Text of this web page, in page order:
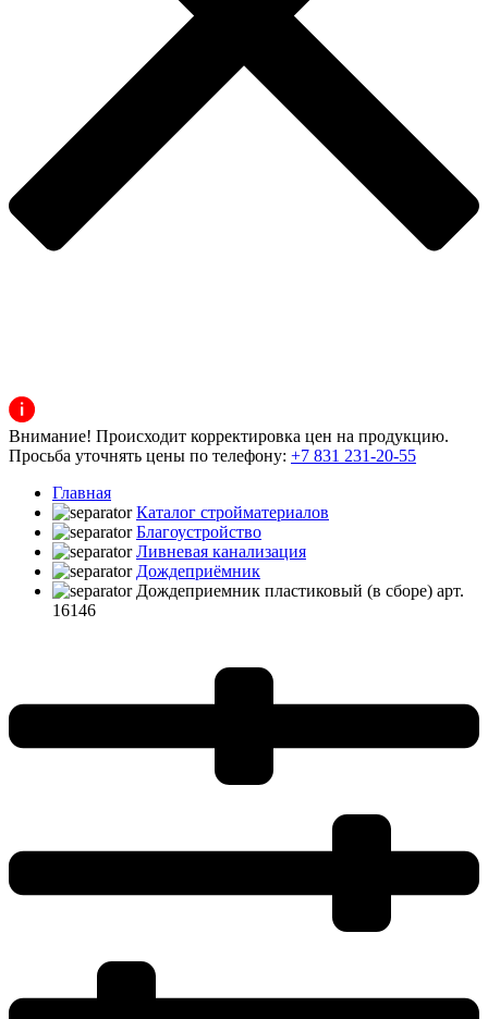
Внимание! Происходит корректировка цен на продукцию.
Просьба уточнять цены по телефону: +7 831 231-20-55
Главная
Каталог стройматериалов
Благоустройство
Ливневая канализация
Дождеприёмник
Дождеприемник пластиковый (в сборе) арт.
16146